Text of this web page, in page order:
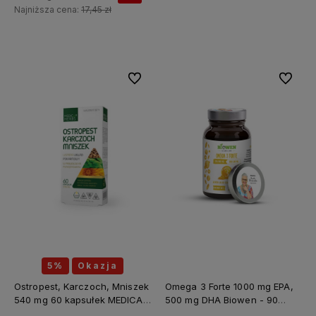
Najniższa cena: 17,45 zł
5% Okazja
Ostropest, Karczoch, Mniszek
540 mg 60 kapsułek MEDICA
Do ulubionych
Omega 3 Forte 1000 mg EPA,
500 mg DHA Biowen - 90
Do